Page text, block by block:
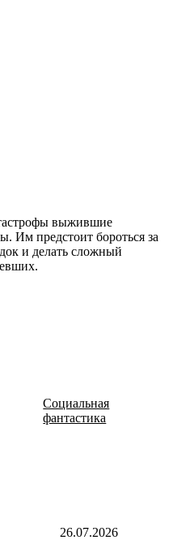
выжившие
Им предстоит бороться за
и делать сложный
Социальная
фантастика
26.07.2026